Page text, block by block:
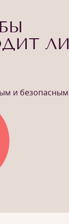
и безопасным